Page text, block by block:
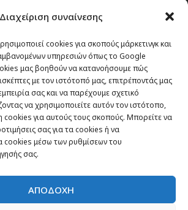
Διαχείριση συναίνεσης
cookies για σκοπούς μάρκετινγκ και
υπηρεσιών όπως το Google
μας βοηθούν να κατανοήσουμε πώς
με τον ιστότοπό μας, επιτρέποντάς μας
σας και να παρέχουμε σχετικό
να χρησιμοποιείτε αυτόν τον ιστότοπο,
cookies για αυτούς τους σκοπούς. Μπορείτε να
σας για τα cookies ή να
cookies μέσω των ρυθμίσεων του
σας.
ΑΠΟΔΟΧΗ
Ελλάδα
κόσμο
ταξίδι σου